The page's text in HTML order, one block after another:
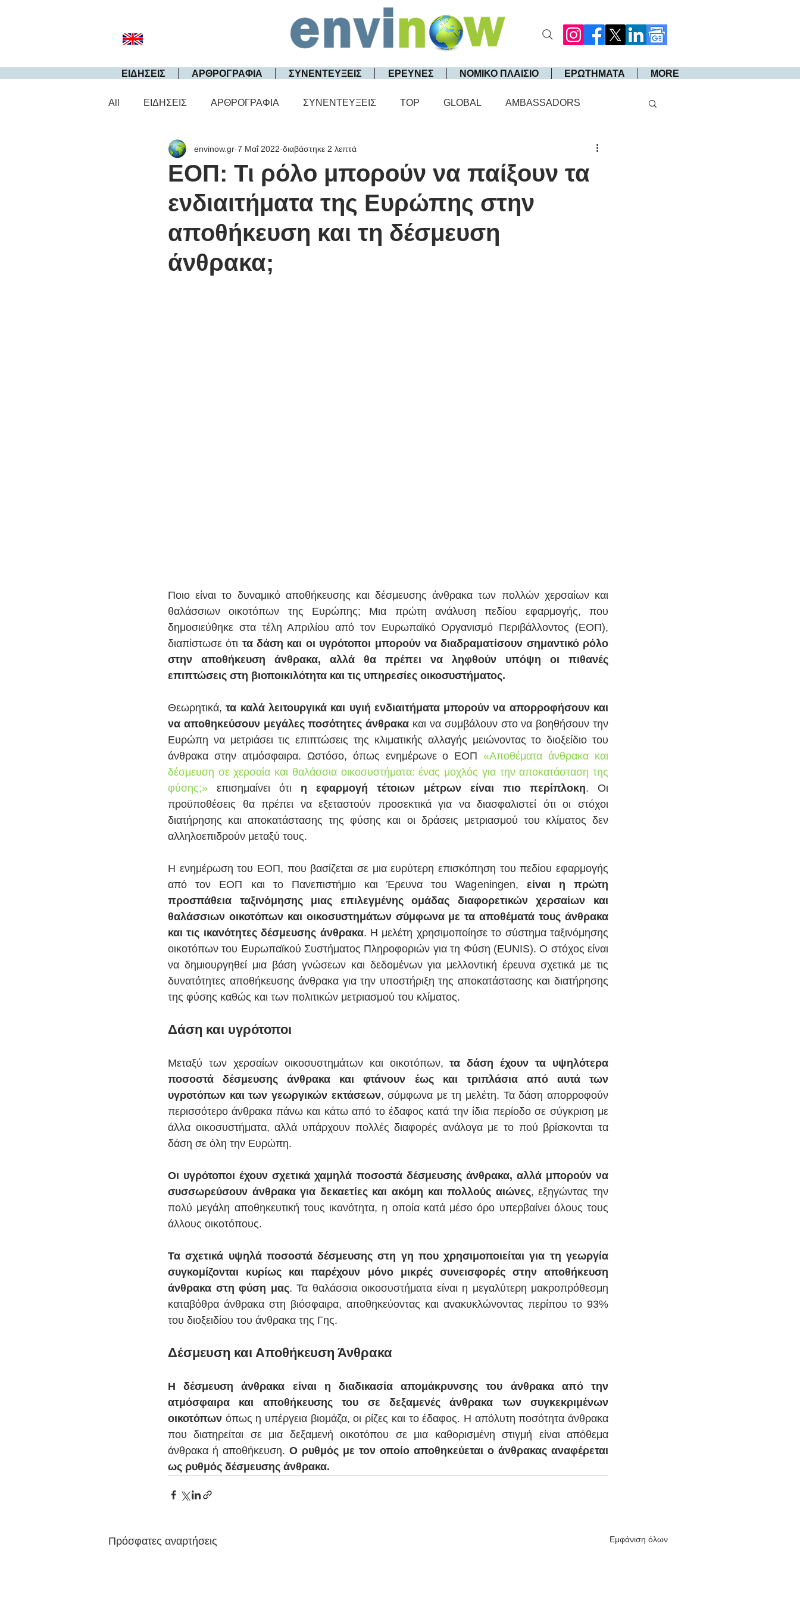
ΕΙΔΗΣΕΙΣ ΑΡΘΡΟΓΡΑΦΙΑ ΣΥΝΕΝΤΕΥΞΕΙΣ ΕΡΕΥΝΕΣ ΝΟΜΙΚΟ ΠΛΑΙΣΙΟ ΕΡΩΤΗΜΑΤΑ MORE
All ΕΙΔΗΣΕΙΣ ΑΡΘΡΟΓΡΑΦΙΑ ΣΥΝΕΝΤΕΥΞΕΙΣ TOP GLOBAL AMBASSADORS
ΕΟΠ: Τι ρόλο μπορούν να παίξουν τα
ενδιαιτήματα της Ευρώπης στην
αποθήκευση και τη δέσμευση
άνθρακα;
envinow.gr 7 Μαΐ 2022 διαβάστηκε 2 λεπτά
Ποιο είναι το δυναμικό αποθήκευσης και δέσμευσης άνθρακα των πολλών χερσαίων και
θαλάσσιων οικοτόπων της Ευρώπης; Μια πρώτη ανάλυση πεδίου εφαρμογής, που
δημοσιεύθηκε στα τέλη Απριλίου από τον Ευρωπαϊκό Οργανισμό Περιβάλλοντος (ΕΟΠ),
διαπίστωσε ότι τα δάση και οι υγρότοποι μπορούν να διαδραματίσουν σημαντικό ρόλο
στην αποθήκευση άνθρακα, αλλά θα πρέπει να ληφθούν υπόψη οι πιθανές
επιπτώσεις στη βιοποικιλότητα και τις υπηρεσίες οικοσυστήματος.
Θεωρητικά, τα καλά λειτουργικά και υγιή ενδιαιτήματα μπορούν να απορροφήσουν και
να αποθηκεύσουν μεγάλες ποσότητες άνθρακα και να συμβάλουν στο να βοηθήσουν την
Ευρώπη να μετριάσει τις επιπτώσεις της κλιματικής αλλαγής μειώνοντας το διοξείδιο του
άνθρακα στην ατμόσφαιρα. Ωστόσο, όπως ενημέρωνε ο ΕΟΠ «Αποθέματα άνθρακα και
δέσμευση σε χερσαία και θαλάσσια οικοσυστήματα: ένας μοχλός για την αποκατάσταση της
φύσης;» επισημαίνει ότι η εφαρμογή τέτοιων μέτρων είναι πιο περίπλοκη. Οι
προϋποθέσεις θα πρέπει να εξεταστούν προσεκτικά για να διασφαλιστεί ότι οι στόχοι
διατήρησης και αποκατάστασης της φύσης και οι δράσεις μετριασμού του κλίματος δεν
αλληλοεπιδρούν μεταξύ τους.
Η ενημέρωση του ΕΟΠ, που βασίζεται σε μια ευρύτερη επισκόπηση του πεδίου εφαρμογής
από τον ΕΟΠ και το Πανεπιστήμιο και Έρευνα του Wageningen, είναι η πρώτη
προσπάθεια ταξινόμησης μιας επιλεγμένης ομάδας διαφορετικών χερσαίων και
θαλάσσιων οικοτόπων και οικοσυστημάτων σύμφωνα με τα αποθέματά τους άνθρακα
και τις ικανότητες δέσμευσης άνθρακα. Η μελέτη χρησιμοποίησε το σύστημα ταξινόμησης
οικοτόπων του Ευρωπαϊκού Συστήματος Πληροφοριών για τη Φύση (EUNIS). Ο στόχος είναι
να δημιουργηθεί μια βάση γνώσεων και δεδομένων για μελλοντική έρευνα σχετικά με τις
δυνατότητες αποθήκευσης άνθρακα για την υποστήριξη της αποκατάστασης και διατήρησης
της φύσης καθώς και των πολιτικών μετριασμού του κλίματος.
Δάση και υγρότοποι
Μεταξύ των χερσαίων οικοσυστημάτων και οικοτόπων, τα δάση έχουν τα υψηλότερα
ποσοστά δέσμευσης άνθρακα και φτάνουν έως και τριπλάσια από αυτά των
υγροτόπων και των γεωργικών εκτάσεων, σύμφωνα με τη μελέτη. Τα δάση απορροφούν
περισσότερο άνθρακα πάνω και κάτω από το έδαφος κατά την ίδια περίοδο σε σύγκριση με
άλλα οικοσυστήματα, αλλά υπάρχουν πολλές διαφορές ανάλογα με το πού βρίσκονται τα
δάση σε όλη την Ευρώπη.
Οι υγρότοποι έχουν σχετικά χαμηλά ποσοστά δέσμευσης άνθρακα, αλλά μπορούν να
συσσωρεύσουν άνθρακα για δεκαετίες και ακόμη και πολλούς αιώνες, εξηγώντας την
πολύ μεγάλη αποθηκευτική τους ικανότητα, η οποία κατά μέσο όρο υπερβαίνει όλους τους
άλλους οικοτόπους.
Τα σχετικά υψηλά ποσοστά δέσμευσης στη γη που χρησιμοποιείται για τη γεωργία
συγκομίζονται κυρίως και παρέχουν μόνο μικρές συνεισφορές στην αποθήκευση
άνθρακα στη φύση μας. Τα θαλάσσια οικοσυστήματα είναι η μεγαλύτερη μακροπρόθεσμη
καταβόθρα άνθρακα στη βιόσφαιρα, αποθηκεύοντας και ανακυκλώνοντας περίπου το 93%
του διοξειδίου του άνθρακα της Γης.
Δέσμευση και Αποθήκευση Άνθρακα
Η δέσμευση άνθρακα είναι η διαδικασία απομάκρυνσης του άνθρακα από την
ατμόσφαιρα και αποθήκευσης του σε δεξαμενές άνθρακα των συγκεκριμένων
οικοτόπων όπως η υπέργεια βιομάζα, οι ρίζες και το έδαφος. Η απόλυτη ποσότητα άνθρακα
που διατηρείται σε μια δεξαμενή οικοτόπου σε μια καθορισμένη στιγμή είναι απόθεμα
άνθρακα ή αποθήκευση. Ο ρυθμός με τον οποίο αποθηκεύεται ο άνθρακας αναφέρεται
ως ρυθμός δέσμευσης άνθρακα.
Πρόσφατες αναρτήσεις Εμφάνιση όλων